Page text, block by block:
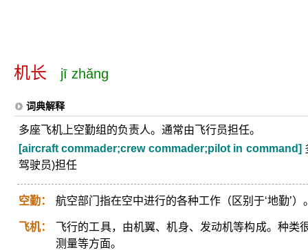
机长 jī zhǎng
词典解释
多座飞机上空勤组的负责人。通常由飞行员担任。
[aircraft commader;crew commader;pilot in command]
驾驶员)担任
空勤： 航空部门指在空中进行的各种工作（区别于‘地勤’）
飞机：
飞行的工具，由机翼、机身、发动机等构成。种类
测量等方面。